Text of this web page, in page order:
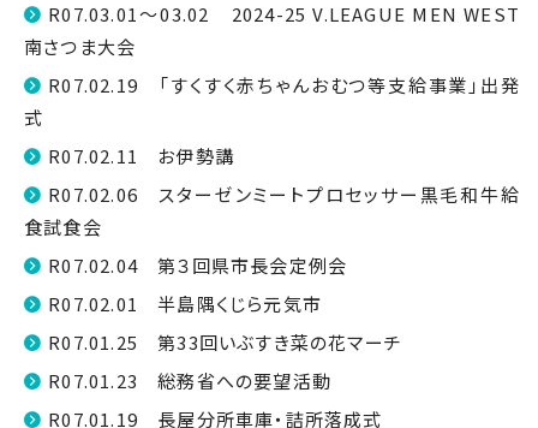
R07.03.01～03.02 2024-25 V.LEAGUE MEN WEST
南さつま大会
R07.02.19 「すくすく赤ちゃんおむつ等支給事業」出発
式
R07.02.11 お伊勢講
R07.02.06 スターゼンミートプロセッサー黒毛和牛給
食試食会
R07.02.04 第３回県市長会定例会
R07.02.01 半島隅くじら元気市
R07.01.25 第33回いぶすき菜の花マーチ
R07.01.23 総務省への要望活動
R07.01.19 長屋分所車庫・詰所落成式